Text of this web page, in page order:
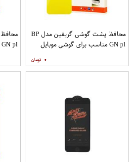
محافظ پشت گوشی گریفین مدل BP
GN pl مناسب برای گوشی موبایل
۰